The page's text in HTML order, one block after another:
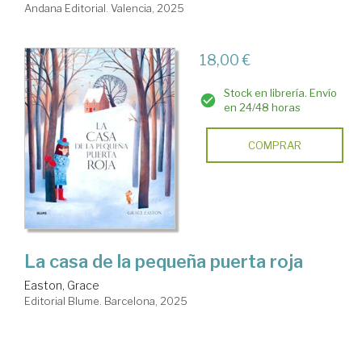
Andana Editorial. Valencia, 2025
18,00 €
Stock en librería. Envío
en 24/48 horas
COMPRAR
La casa de la pequeña puerta roja
Easton, Grace
Editorial Blume. Barcelona, 2025